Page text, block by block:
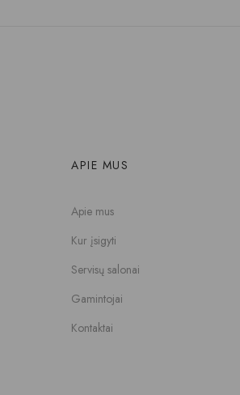
APIE MUS
Apie mus
Kur įsigyti
Servisų salonai
Gamintojai
Kontaktai